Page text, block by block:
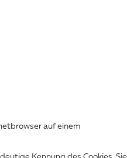
auf einem
Kennung des Cookies. Sie